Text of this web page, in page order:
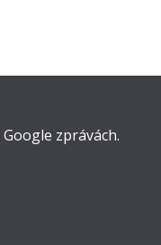
Google zprávách.